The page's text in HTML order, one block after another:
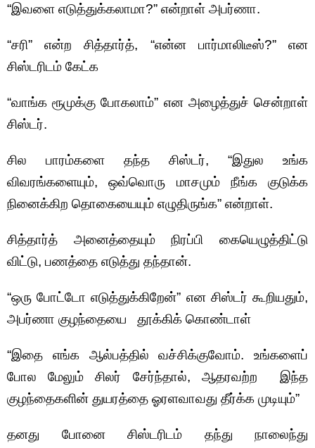
“இவளை எடுத்துக்கலாமா?” என்றாள் அபர்ணா.
“சரி” என்ற சித்தார்த், “என்ன பார்மாலிடீஸ்?” என
சிஸ்டரிடம் கேட்க
“வாங்க ரூமுக்கு போகலாம்” என அழைத்துச் சென்றாள்
சிஸ்டர்.
சில பாரம்களை தந்த சிஸ்டர், “இதுல உங்க
விவரங்களையும், ஒவ்வொரு மாசமும் நீங்க குடுக்க
நினைக்கிற தொகையையும் எழுதிருங்க” என்றாள்.
சித்தார்த் அனைத்தையும் நிரப்பி கையெழுத்திட்டு
விட்டு, பணத்தை எடுத்து தந்தான்.
“ஒரு போட்டோ எடுத்துக்கிறேன்” என சிஸ்டர் கூறியதும்,
அபர்ணா குழந்தையை தூக்கிக் கொண்டாள்
“இதை எங்க ஆல்பத்தில் வச்சிக்குவோம். உங்களைப்
போல மேலும் சிலர் சேர்ந்தால், ஆதரவற்ற இந்த
குழந்தைகளின் துயரத்தை ஓரளவாவது தீர்க்க முடியும்”
தனது போனை சிஸ்டரிடம் தந்து நாலைந்து